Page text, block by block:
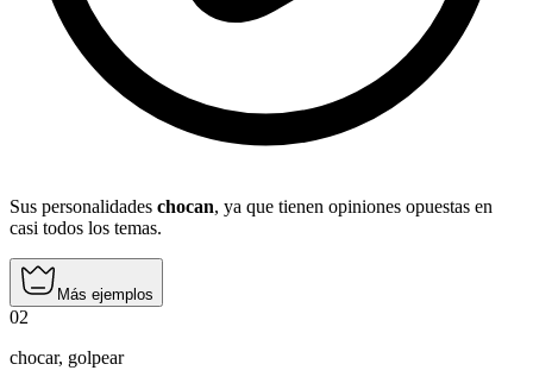
Sus personalidades chocan, ya que tienen opiniones opuestas en
casi todos los temas.
Más ejemplos
02
chocar, golpear